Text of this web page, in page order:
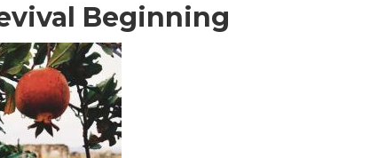
Beginning